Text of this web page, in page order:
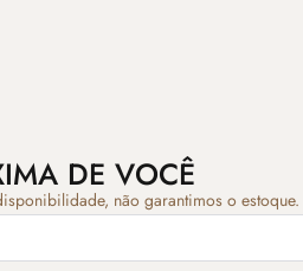
DE VOCÊ
não garantimos o estoque.